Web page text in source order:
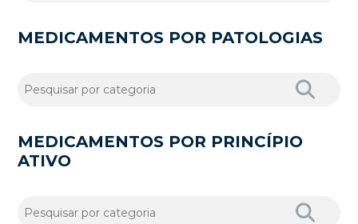
MEDICAMENTOS POR PATOLOGIAS
MEDICAMENTOS POR PRINCÍPIO
ATIVO